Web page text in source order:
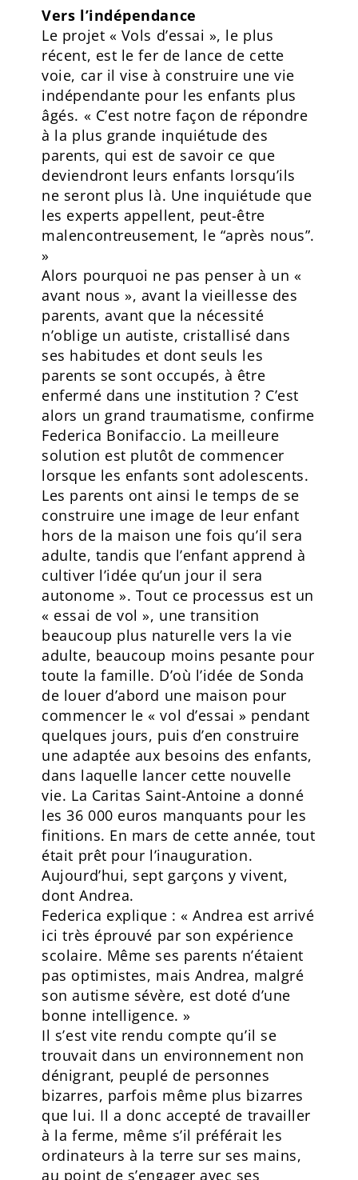
Vers l’indépendance
Le projet « Vols d’essai », le plus
récent, est le fer de lance de cette
voie, car il vise à construire une vie
indépendante pour les enfants plus
âgés. « C’est notre façon de répondre
à la plus grande inquiétude des
parents, qui est de savoir ce que
deviendront leurs enfants lorsqu’ils
ne seront plus là. Une inquiétude que
les experts appellent, peut-être
malencontreusement, le “après nous”.
»
Alors pourquoi ne pas penser à un «
avant nous », avant la vieillesse des
parents, avant que la nécessité
n’oblige un autiste, cristallisé dans
ses habitudes et dont seuls les
parents se sont occupés, à être
enfermé dans une institution ? C’est
alors un grand traumatisme, confirme
Federica Bonifaccio. La meilleure
solution est plutôt de commencer
lorsque les enfants sont adolescents.
Les parents ont ainsi le temps de se
construire une image de leur enfant
hors de la maison une fois qu’il sera
adulte, tandis que l’enfant apprend à
cultiver l’idée qu’un jour il sera
autonome ». Tout ce processus est un
« essai de vol », une transition
beaucoup plus naturelle vers la vie
adulte, beaucoup moins pesante pour
toute la famille. D’où l’idée de Sonda
de louer d’abord une maison pour
commencer le « vol d’essai » pendant
quelques jours, puis d’en construire
une adaptée aux besoins des enfants,
dans laquelle lancer cette nouvelle
vie. La Caritas Saint-Antoine a donné
les 36 000 euros manquants pour les
finitions. En mars de cette année, tout
était prêt pour l’inauguration.
Aujourd’hui, sept garçons y vivent,
dont Andrea.
Federica explique : « Andrea est arrivé
ici très éprouvé par son expérience
scolaire. Même ses parents n’étaient
pas optimistes, mais Andrea, malgré
son autisme sévère, est doté d’une
bonne intelligence. »
Il s’est vite rendu compte qu’il se
trouvait dans un environnement non
dénigrant, peuplé de personnes
bizarres, parfois même plus bizarres
que lui. Il a donc accepté de travailler
à la ferme, même s’il préférait les
ordinateurs à la terre sur ses mains,
au point de s’engager avec ses